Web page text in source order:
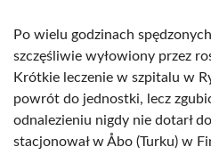
Po wielu godzinach
szczęśliwie wyłowiony przez
Krótkie leczenie w szpitalu w
powrót do jednostki, lecz
odnalezieniu nigdy nie dotarł
stacjonował w Åbo (Turku) w